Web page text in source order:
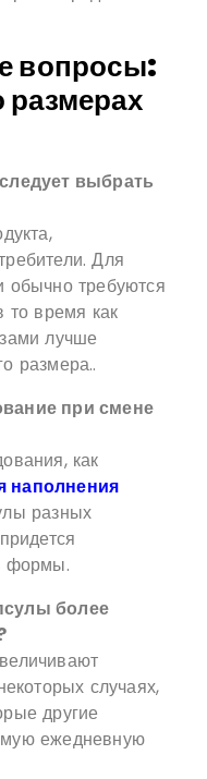
вопросы:
выбрать
Для
обычно требуются
то время как
лучше
размера..
при смене
как
наполнения
разных
формы.
более
случаях,
другие
ежедневную